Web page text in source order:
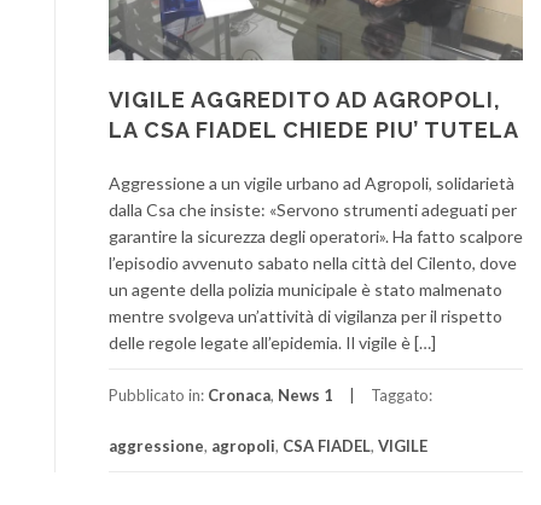
VIGILE AGGREDITO AD AGROPOLI,
LA CSA FIADEL CHIEDE PIU’ TUTELA
Aggressione a un vigile urbano ad Agropoli, solidarietà
dalla Csa che insiste: «Servono strumenti adeguati per
garantire la sicurezza degli operatori». Ha fatto scalpore
l’episodio avvenuto sabato nella città del Cilento, dove
un agente della polizia municipale è stato malmenato
mentre svolgeva un’attività di vigilanza per il rispetto
delle regole legate all’epidemia. Il vigile è […]
Pubblicato in: Cronaca, News 1 Taggato:
aggressione, agropoli, CSA FIADEL, VIGILE